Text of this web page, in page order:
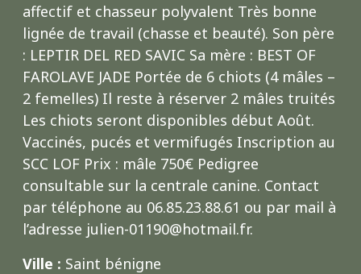
affectif et chasseur polyvalent Très bonne
lignée de travail (chasse et beauté). Son père
: LEPTIR DEL RED SAVIC Sa mère : BEST OF
FAROLAVE JADE Portée de 6 chiots (4 mâles –
2 femelles) Il reste à réserver 2 mâles truités
Les chiots seront disponibles début Août.
Vaccinés, pucés et vermifugés Inscription au
SCC LOF Prix : mâle 750€ Pedigree
consultable sur la centrale canine. Contact
par téléphone au 06.85.23.88.61 ou par mail à
l’adresse julien-01190@hotmail.fr.
Ville : Saint bénigne